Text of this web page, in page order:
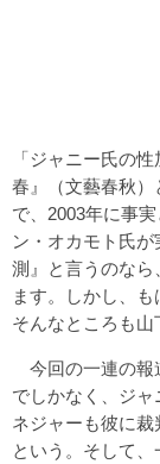
「ジャニー氏の
春』（文藝春秋）
で、2003年に事
ン・オカモト氏
測』と言うのなら
ます。しかし、
そんなところも山
今回の一連の報
でしかなく、ジ
ネジャーも彼に
という。そして